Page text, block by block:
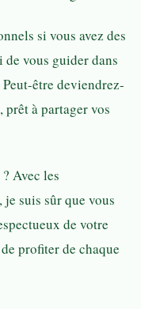
si vous avez des
de vous guider dans
être deviendrez-
prêt à partager vos
Avec les
je suis sûr que vous
de votre
profiter de chaque